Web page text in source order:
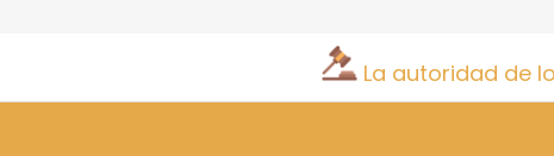
La autoridad de